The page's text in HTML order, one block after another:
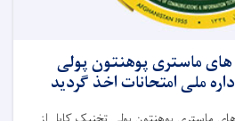
های ماستری پوهنتون پولی
ملی امتحانات اخذ گردید